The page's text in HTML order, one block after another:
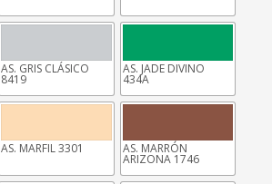
AS. GRIS CLÁSICO
8419
AS. JADE DIVINO
434A
AS. MARFIL 3301 AS. MARRÓN
ARIZONA 1746